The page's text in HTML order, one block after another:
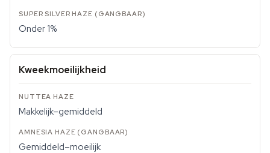
Onder 1%
Kweekmoeilijkheid
Makkelijk–gemiddeld
Gemiddeld–moeilijk